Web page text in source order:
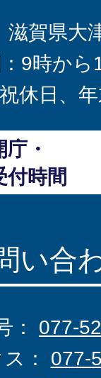
賀県大
9時から
休日、
庁・
付時間
い合
： 077-
： 077-